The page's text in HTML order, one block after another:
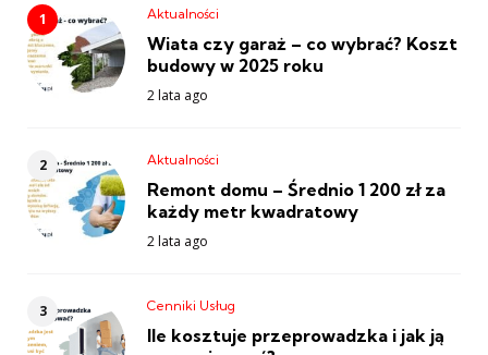
Aktualności
Wiata czy garaż – co wybrać? Koszt
budowy w 2025 roku
2 lata ago
Aktualności
Remont domu – Średnio 1 200 zł za
każdy metr kwadratowy
2 lata ago
Cenniki Usług
Ile kosztuje przeprowadzka i jak ją